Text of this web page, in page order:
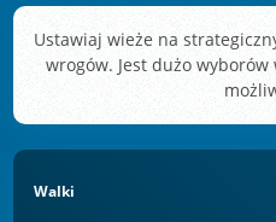
Ustawiaj wieże na
wrogów. Jest dużo
Walki